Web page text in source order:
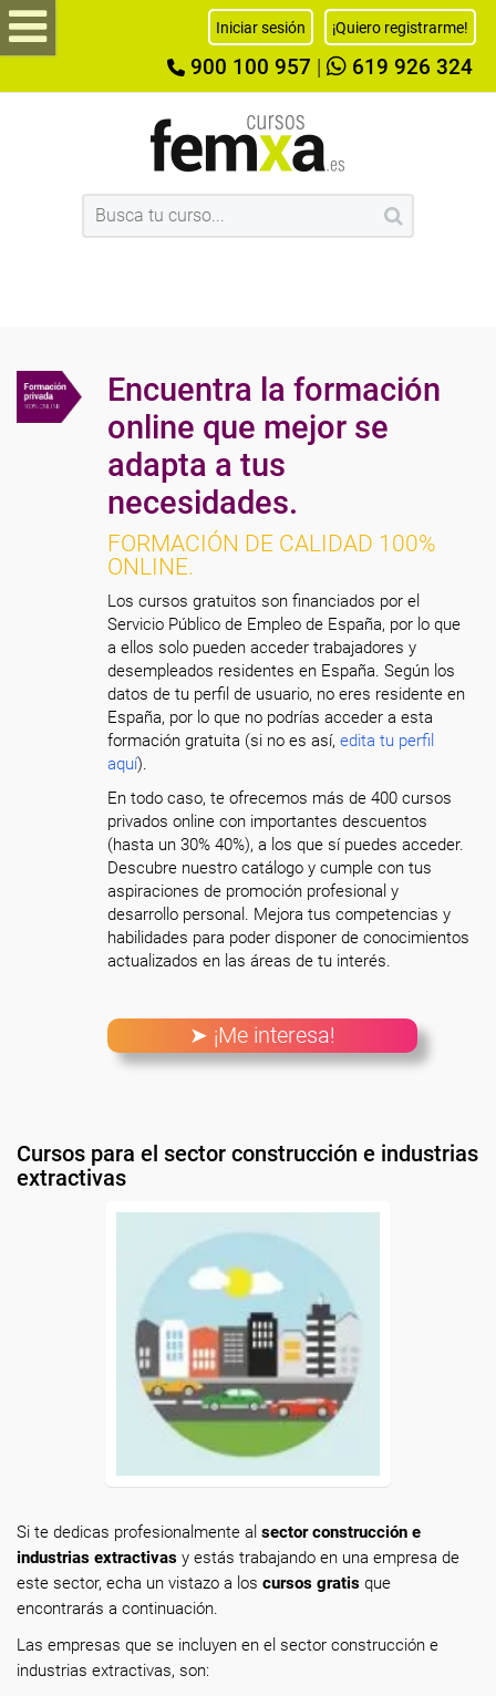
Iniciar sesión ¡Quiero registrarme!
900 100 957 619 926 324
Encuentra la formación
online que mejor se
adapta a tus
necesidades.
FORMACIÓN DE CALIDAD 100%
ONLINE.
Los cursos gratuitos son financiados por el
Servicio Público de Empleo de España, por lo que
a ellos solo pueden acceder trabajadores y
desempleados residentes en España. Según los
datos de tu perfil de usuario, no eres residente en
España, por lo que no podrías acceder a esta
formación gratuita (si no es así,edita tu perfil
aquí).
En todo caso, te ofrecemos más de 400 cursos
privados online con importantes descuentos
(hasta un 30% 40%), a los que sí puedes acceder.
Descubre nuestro catálogo y cumple con tus
aspiraciones de promoción profesional y
desarrollo personal. Mejora tus competencias y
habilidades para poder disponer de conocimientos
actualizados en las áreas de tu interés.
➤ ¡Me interesa!
Cursos para el sector construcción e industrias
extractivas
Si te dedicas profesionalmente al sector construcción e
industrias extractivas y estás trabajando en una empresa de
este sector, echa un vistazo a los cursos gratis que
encontrarás a continuación.
Las empresas que se incluyen en el sector construcción e
industrias extractivas, son: